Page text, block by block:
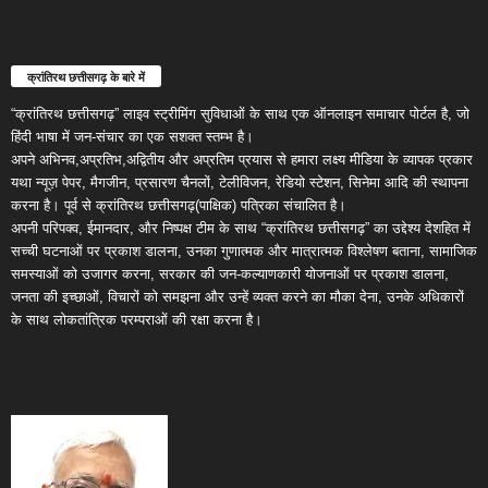
क्रांतिरथ छत्तीसगढ़ के बारे में
“क्रांतिरथ छत्तीसगढ़” लाइव स्ट्रीमिंग सुविधाओं के साथ एक ऑनलाइन समाचार पोर्टल है, जो
हिंदी भाषा में जन-संचार का एक सशक्त स्तम्भ है।
अपने अभिनव,अप्रतिभ,अद्वितीय और अप्रतिम प्रयास से हमारा लक्ष्य मीडिया के व्यापक प्रकार
यथा न्यूज़ पेपर, मैगजीन, प्रसारण चैनलों, टेलीविजन, रेडियो स्टेशन, सिनेमा आदि की स्थापना
करना है। पूर्व से क्रांतिरथ छत्तीसगढ़(पाक्षिक) पत्रिका संचालित है।
अपनी परिपक्व, ईमानदार, और निष्पक्ष टीम के साथ “क्रांतिरथ छत्तीसगढ़” का उद्देश्य देशहित में
सच्ची घटनाओं पर प्रकाश डालना, उनका गुणात्मक और मात्रात्मक विश्लेषण बताना, सामाजिक
समस्याओं को उजागर करना, सरकार की जन-कल्याणकारी योजनाओं पर प्रकाश डालना,
जनता की इच्छाओं, विचारों को समझना और उन्हें व्यक्त करने का मौका देना, उनके अधिकारों
के साथ लोकतांत्रिक परम्पराओं की रक्षा करना है।